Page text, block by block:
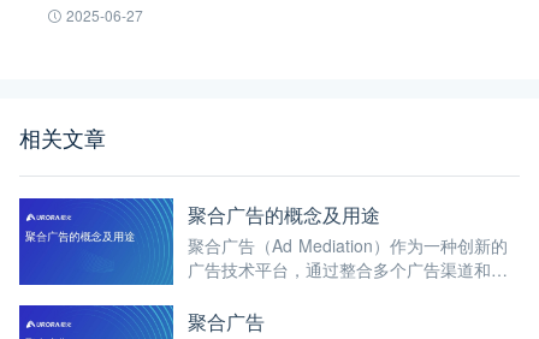
2025-06-27
相关文章
聚合广告的概念及用途
聚合广告（Ad Mediation）作为一种创新的
广告技术平台，通过整合多个广告渠道和网
广告主带来了更高的广告效率和收益。
聚合广告